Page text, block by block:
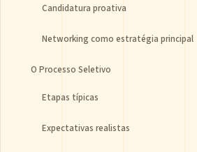
Candidatura proativa
Networking como estratégia principal
O Processo Seletivo
Etapas típicas
Expectativas realistas